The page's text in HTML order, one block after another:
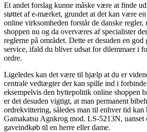
Et andet forslag kunne måske være at finde
støttet af e-mærket, grundet at det kan være
online virksomheden forstår de danske regler,
shoppen nu og da overværes af specialister
reglerne på området. Dette er desuden en
service, ifald du bliver udsat for dilemmaer i
ordre.
Ligeledes kan det være til hjælp at du er
centrale vedtægter der kan spille ind i
eksempelvis den byttepolitik online shoppen
er det desuden vigtigt, at man permanent
ordrekvittering, således man til enhver tid kan
Gamakatsu Agnkrog mod. LS-5213N, uanset
gaveindkøb til en herre eller dame.